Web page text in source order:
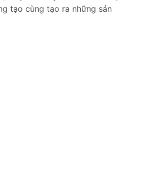
tạo cùng tạo ra những sản